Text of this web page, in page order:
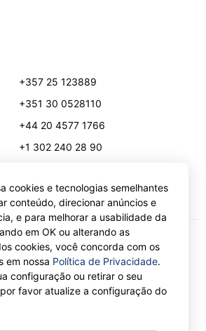
+357 25 123889
+351 30 0528110
+44 20 4577 1766
+1 302 240 28 90
57 Spyrou Kyprianou,Lárnaca 6051
cookies e tecnologias semelhantes
conteúdo, direcionar anúncios e
e para melhorar a usabilidade da
em OK ou alterando as
cookies, você concorda com os
em nossa Política de Privacidade.
configuração ou retirar o seu
favor atualize a configuração do